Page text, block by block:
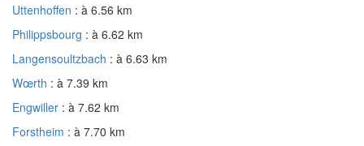
Uttenhoffen : à 6.56 km
Philippsbourg : à 6.62 km
Langensoultzbach : à 6.63 km
Wœrth : à 7.39 km
Engwiller : à 7.62 km
Forstheim : à 7.70 km